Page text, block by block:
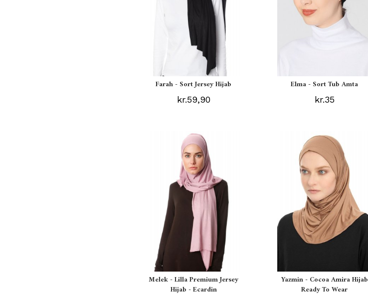
Farah - Sort Jersey Hijab
kr.59,90
Elma - Sort Tub Amta
kr.35
Melek - Lilla Premium Jersey
Hijab - Ecardin
Yazmin - Cocoa Amira Hijab
Ready To Wear